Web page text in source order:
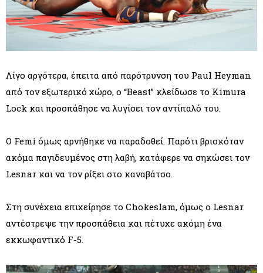
Λίγο αργότερα, έπειτα από παρότρυνση του Paul Heyman
από τον εξωτερικό χώρο, ο “Beast” κλείδωσε το Kimura
Lock και προσπάθησε να λυγίσει τον αντίπαλό του.
Ο Femi όμως αρνήθηκε να παραδοθεί. Παρότι βρισκόταν
ακόμα παγιδευμένος στη λαβή, κατάφερε να σηκώσει τον
Lesnar και να τον ρίξει στο καναβάτσο.
Στη συνέχεια επιχείρησε το Chokeslam, όμως ο Lesnar
αντέστρεψε την προσπάθεια και πέτυχε ακόμη ένα
εκκωφαντικό F-5.